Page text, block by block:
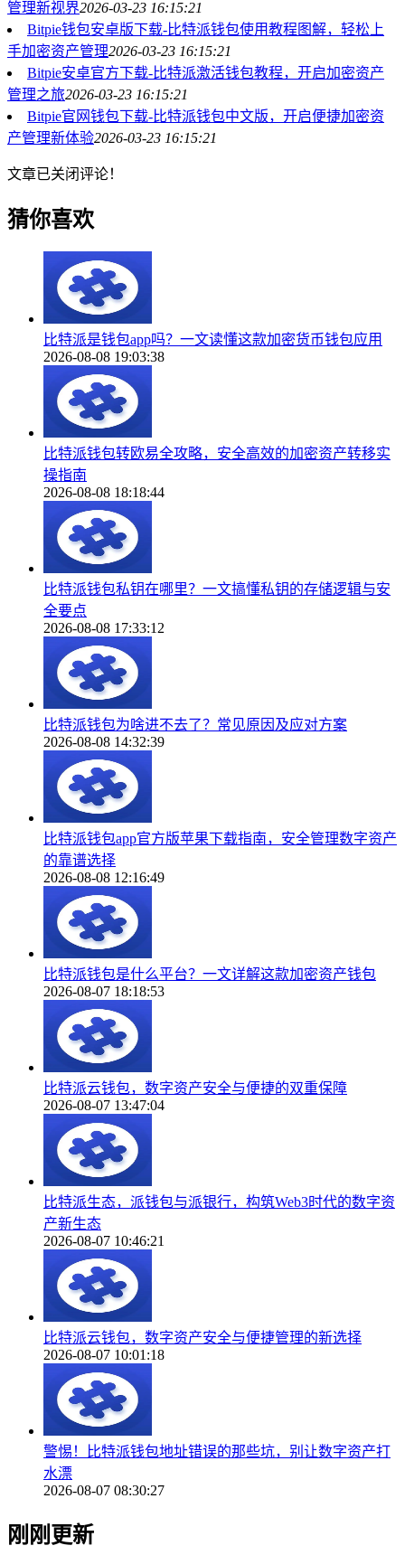
管理新视界2026-03-23 16:15:21
Bitpie钱包安卓版下载-比特派钱包使用教程图解，轻松上
手加密资产管理2026-03-23 16:15:21
Bitpie安卓官方下载-比特派激活钱包教程，开启加密资产
管理之旅2026-03-23 16:15:21
Bitpie官网钱包下载-比特派钱包中文版，开启便捷加密资
产管理新体验2026-03-23 16:15:21
文章已关闭评论！
猜你喜欢
比特派是钱包app吗？一文读懂这款加密货币钱包应用
2026-08-08 19:03:38
比特派钱包转欧易全攻略，安全高效的加密资产转移实
操指南
2026-08-08 18:18:44
比特派钱包私钥在哪里？一文搞懂私钥的存储逻辑与安
全要点
2026-08-08 17:33:12
比特派钱包为啥进不去了？常见原因及应对方案
2026-08-08 14:32:39
比特派钱包app官方版苹果下载指南，安全管理数字资产
的靠谱选择
2026-08-08 12:16:49
比特派钱包是什么平台？一文详解这款加密资产钱包
2026-08-07 18:18:53
比特派云钱包，数字资产安全与便捷的双重保障
2026-08-07 13:47:04
比特派生态，派钱包与派银行，构筑Web3时代的数字资
产新生态
2026-08-07 10:46:21
比特派云钱包，数字资产安全与便捷管理的新选择
2026-08-07 10:01:18
警惕！比特派钱包地址错误的那些坑，别让数字资产打
水漂
2026-08-07 08:30:27
刚刚更新